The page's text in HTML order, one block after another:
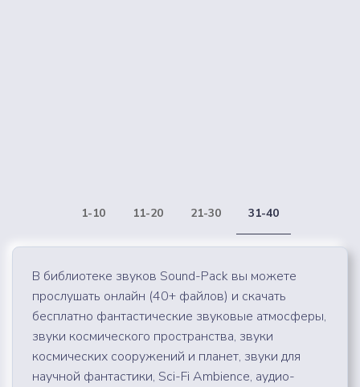
1-10 11-20 21-30 31-40
В библиотеке звуков Sound-Pack вы можете
прослушать онлайн (40+ файлов) и скачать
бесплатно фантастические звуковые атмосферы,
звуки космического пространства, звуки
космических сооружений и планет, звуки для
научной фантастики, Sci-Fi Ambience, аудио-